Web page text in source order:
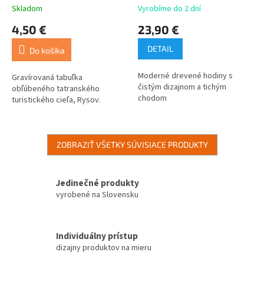
Skladom
4,50 €
Do košíka
Gravírovaná tabuľka
obľúbeného tatranského
turistického cieľa, Rysov.
Vyrobíme do 2 dní
23,90 €
DETAIL
Moderné drevené hodiny s
čistým dizajnom a tichým
chodom
ZOBRAZIŤ VŠETKY SÚVISIACE PRODUKTY
Jedinečné produkty
vyrobené na Slovensku
Individuálny prístup
dizajny produktov na mieru